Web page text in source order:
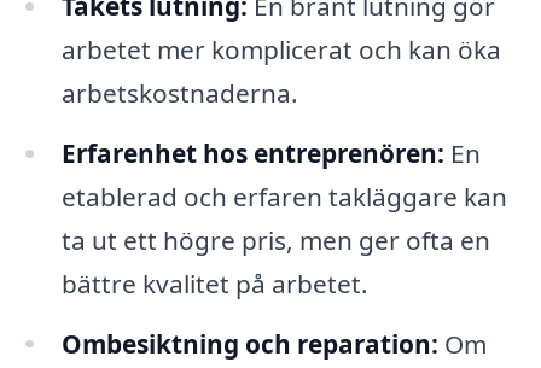
arbetet mer komplicerat och kan öka
arbetskostnaderna.
Erfarenhet hos entreprenören: En
etablerad och erfaren takläggare kan
ta ut ett högre pris, men ger ofta en
bättre kvalitet på arbetet.
Ombesiktning och reparation: Om